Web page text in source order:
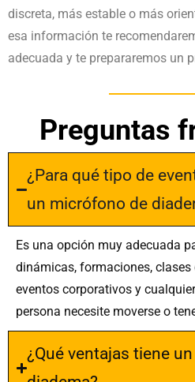
discreta, más estable o más
esa información te
adecuada y te prepararemos un
Preguntas
¿Para qué tipo de
un micrófono de
Es una opción muy adecuada
dinámicas, formaciones,
eventos corporativos y
persona necesite moverse o
¿Qué ventajas tiene